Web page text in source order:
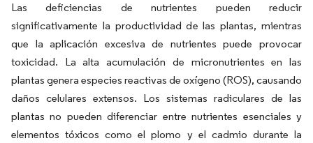
Las deficiencias de nutrientes pueden reducir
significativamente la productividad de las plantas, mientras
que la aplicación excesiva de nutrientes puede provocar
toxicidad. La alta acumulación de micronutrientes en las
plantas genera especies reactivas de oxígeno (ROS), causando
daños celulares extensos. Los sistemas radiculares de las
plantas no pueden diferenciar entre nutrientes esenciales y
elementos tóxicos como el plomo y el cadmio durante la